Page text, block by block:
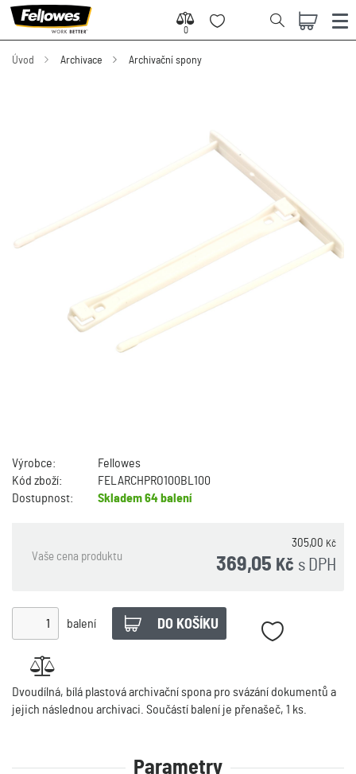
0
0
Úvod Archivace Archivační spony
Výrobce:
Fellowes
Kód zboží:
FELARCHPRO100BL100
Dostupnost:
Skladem64 balení
Vaše cena produktu
305,00 Kč
s DPH
369,05 Kč
balení
Dvoudílná, bílá plastová archivační spona pro svázání dokumentů a
jejich následnou archivaci. Součástí balení je přenašeč, 1 ks.
Parametry